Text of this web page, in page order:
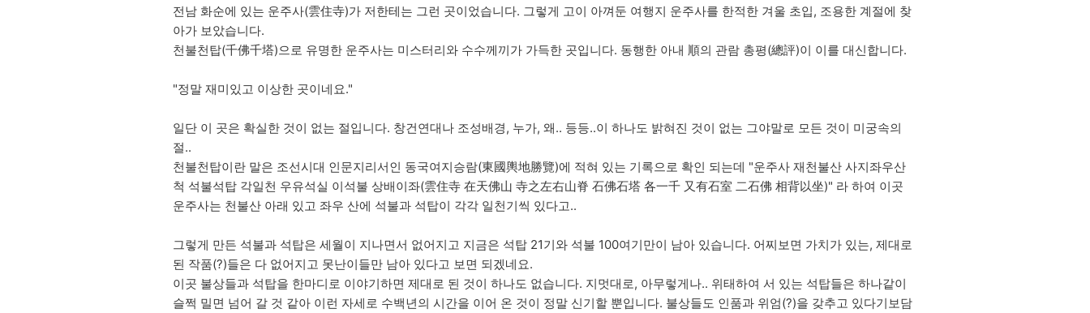
전남 화순에 있는 운주사(雲住寺)가 저한테는 그런 곳이었습니다. 그렇게 고이 아껴둔 여행지 운주사를 한적한 겨울 초입, 조용한 계절에 찾
아가 보았습니다.
천불천탑(千佛千塔)으로 유명한 운주사는 미스터리와 수수께끼가 가득한 곳입니다. 동행한 아내 順의 관람 총평(總評)이 이를 대신합니다.
"정말 재미있고 이상한 곳이네요."
일단 이 곳은 확실한 것이 없는 절입니다. 창건연대나 조성배경, 누가, 왜.. 등등..이 하나도 밝혀진 것이 없는 그야말로 모든 것이 미궁속의
절..
천불천탑이란 말은 조선시대 인문지리서인 동국여지승람(東國輿地勝覽)에 적혀 있는 기록으로 확인 되는데 "운주사 재천불산 사지좌우산
척 석불석탑 각일천 우유석실 이석불 상배이좌(雲住寺 在天佛山 寺之左右山脊 石佛石塔 各一千 又有石室 二石佛 相背以坐)" 라 하여 이곳
운주사는 천불산 아래 있고 좌우 산에 석불과 석탑이 각각 일천기씩 있다고..
그렇게 만든 석불과 석탑은 세월이 지나면서 없어지고 지금은 석탑 21기와 석불 100여기만이 남아 있습니다. 어찌보면 가치가 있는, 제대로
된 작품(?)들은 다 없어지고 못난이들만 남아 있다고 보면 되겠네요.
이곳 불상들과 석탑을 한마디로 이야기하면 제대로 된 것이 하나도 없습니다. 지멋대로, 아무렇게나.. 위태하여 서 있는 석탑들은 하나같이
슬쩍 밀면 넘어 갈 것 같아 이런 자세로 수백년의 시간을 이어 온 것이 정말 신기할 뿐입니다. 불상들도 인품과 위엄(?)을 갖추고 있다기보담